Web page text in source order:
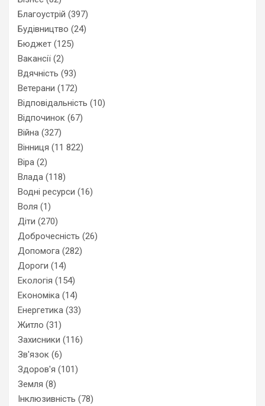
Благоустрій (397)
Будівництво (24)
Бюджет (125)
Вакансії (2)
Вдячність (93)
Ветерани (172)
Відповідальність (10)
Відпочинок (67)
Війна (327)
Вінниця (11 822)
Віра (2)
Влада (118)
Водні ресурси (16)
Воля (1)
Діти (270)
Доброчесність (26)
Допомога (282)
Дороги (14)
Екологія (154)
Економіка (14)
Енергетика (33)
Житло (31)
Захисники (116)
Зв'язок (6)
Здоров'я (101)
Земля (8)
Інклюзивність (78)